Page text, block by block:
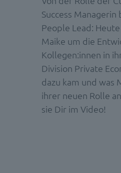
Success Managerin
People Lead:
Maike um die
Kollegen:innen in
Division Private
dazu kam und was
ihrer neuen Rolle
sie Dir im Video!